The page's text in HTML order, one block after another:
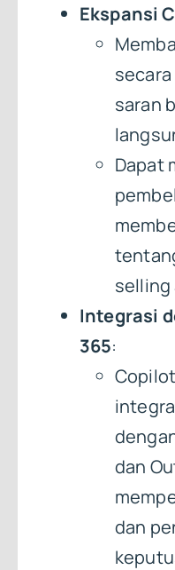
Ekspansi
saran
Dapat
selling
Integrasi
365:
dan
dan